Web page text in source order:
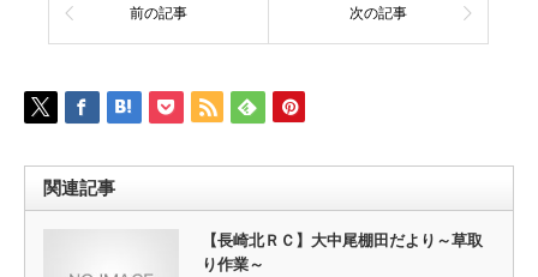
前の記事 次の記事
関連記事
【長崎北ＲＣ】大中尾棚田だより～草取
り作業～